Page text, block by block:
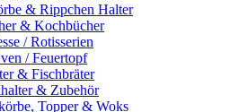
& Rippchen Halter
& Kochbücher
/ Rotisserien
/ Feuertopf
& Fischbräter
& Zubehör
Topper & Woks